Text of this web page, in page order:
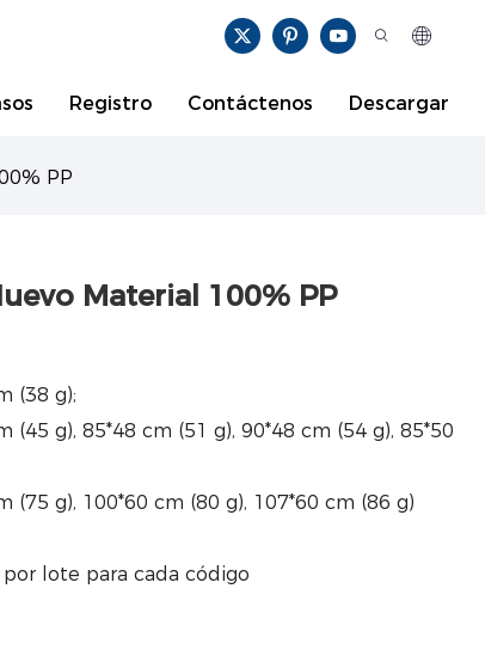
Registro Contáctenos Descargar
PP
Material 100% PP
(38 g);
(45 g), 85*48 cm (51 g), 90*48 cm (54 g), 85*50
(75 g), 100*60 cm (80 g), 107*60 cm (86 g)
lote para cada código